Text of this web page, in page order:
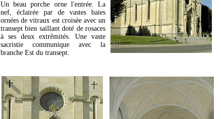
Un beau porche orne l'entrée. La
nef, éclairée par de vastes baies
ornées de vitraux est croisée avec un
transept bien saillant doté de rosaces
à ses deux extrêmités. Une vaste
sacristie communique avec la
branche Est du transept.